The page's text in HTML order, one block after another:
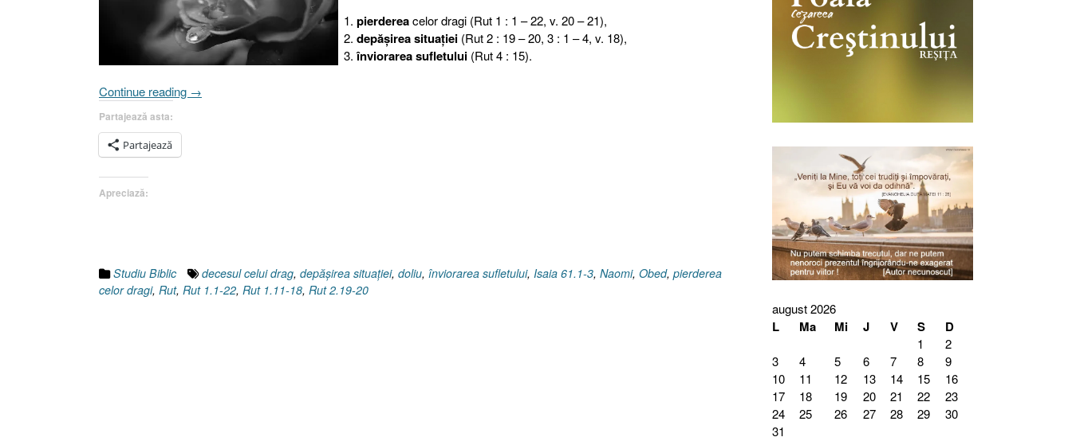
pierdereacelor dragi (Rut 1 : 1 – 22, v. 20 – 21),
depăşirea situaţiei(Rut 2 : 19 – 20, 3 : 1 – 4, v. 18),
înviorarea sufletului(Rut 4 : 15).
Continue reading „Naomi
22,
Isaia
61.1-
→
Partajează asta:
Partajează
Apreciază:
Studiu Biblic decesul celui drag, depăşirea situaţiei, doliu, înviorarea sufletului, Isaia 61.1-3, Naomi, Obed, pierderea
celor dragi, Rut, Rut 1.1-22, Rut 1.11-18, Rut 2.19-20
august 2026
L Ma Mi J V S D
1
2
3
4 5 6 7 8
9
10
11 12 13 14 15
16
17
18 19 20 21 22
23
24
25 26 27 28 29
30
31